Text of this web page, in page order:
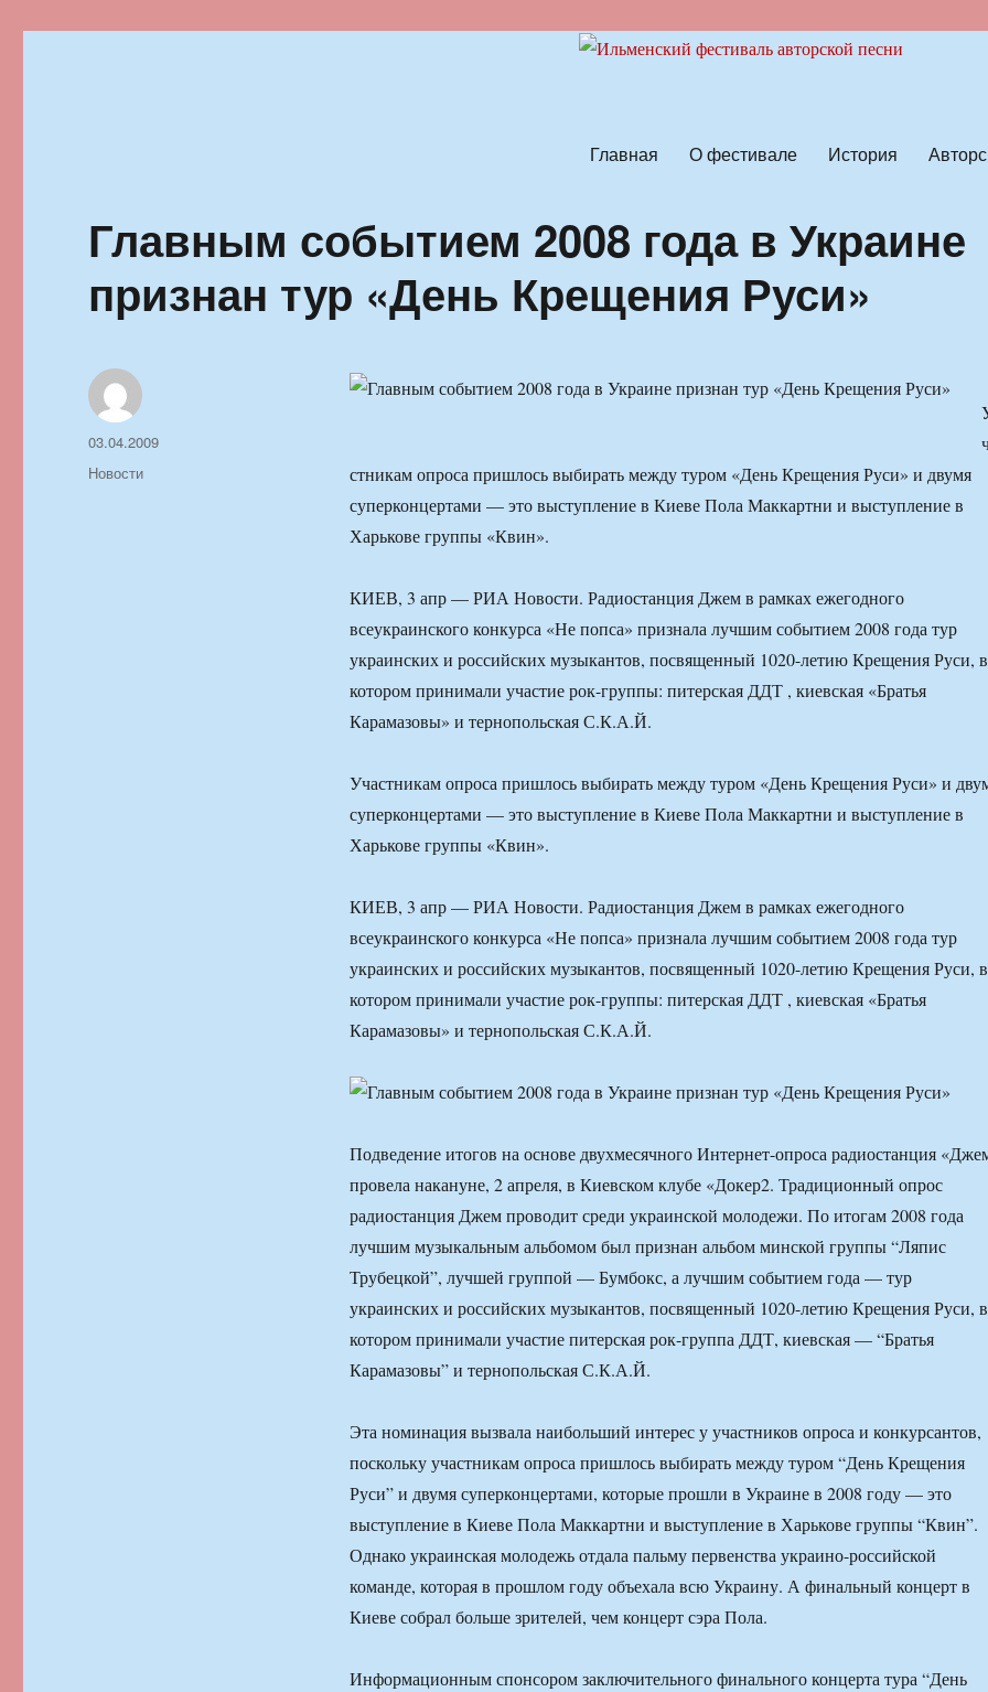
Главная О фестивале История
Главным событием 2008 года в Украине
признан тур «День Крещения Руси»
стникам опроса пришлось выбирать между туром «День Крещения Руси» и двумя
суперконцертами — это выступление в Киеве Пола Маккартни и выступление в
Харькове группы «Квин».
КИЕВ, 3 апр — РИА Новости. Радиостанция Джем в рамках ежегодного
всеукраинского конкурса «Не попса» признала лучшим событием 2008 года тур
украинских и российских музыкантов, посвященный 1020-летию Крещения Руси, в
котором принимали участие рок-группы: питерская ДДТ , киевская «Братья
Карамазовы» и тернопольская С.К.А.Й.
Участникам опроса пришлось выбирать между туром «День Крещения Руси» и
суперконцертами — это выступление в Киеве Пола Маккартни и выступление в
Харькове группы «Квин».
КИЕВ, 3 апр — РИА Новости. Радиостанция Джем в рамках ежегодного
всеукраинского конкурса «Не попса» признала лучшим событием 2008 года тур
украинских и российских музыкантов, посвященный 1020-летию Крещения Руси, в
котором принимали участие рок-группы: питерская ДДТ , киевская «Братья
Карамазовы» и тернопольская С.К.А.Й.
Подведение итогов на основе двухмесячного Интернет-опроса радиостанция
провела накануне, 2 апреля, в Киевском клубе «Докер2. Традиционный опрос
радиостанция Джем проводит среди украинской молодежи. По итогам 2008 года
лучшим музыкальным альбомом был признан альбом минской группы “Ляпис
Трубецкой”, лучшей группой — Бумбокс, а лучшим событием года — тур
украинских и российских музыкантов, посвященный 1020-летию Крещения Руси, в
котором принимали участие питерская рок-группа ДДТ, киевская — “Братья
Карамазовы” и тернопольская С.К.А.Й.
Эта номинация вызвала наибольший интерес у участников опроса и конкурсантов,
поскольку участникам опроса пришлось выбирать между туром “День Крещения
Руси” и двумя суперконцертами, которые прошли в Украине в 2008 году — это
выступление в Киеве Пола Маккартни и выступление в Харькове группы “Квин”.
Однако украинская молодежь отдала пальму первенства украино-российской
команде, которая в прошлом году объехала всю Украину. А финальный концерт в
Киеве собрал больше зрителей, чем концерт сэра Пола.
Информационным спонсором заключительного финального концерта тура “День
Автор
Опубликовано
03.04.2009
Рубрики
Новости